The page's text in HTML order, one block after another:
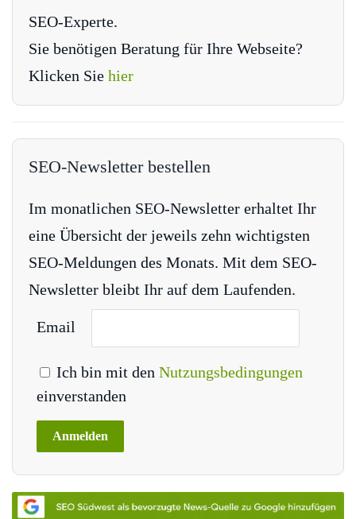
SEO-Experte.
Sie benötigen Beratung für Ihre Webseite?
Klicken Sie hier
SEO-Newsletter bestellen
Im monatlichen SEO-Newsletter erhaltet Ihr
eine Übersicht der jeweils zehn wichtigsten
SEO-Meldungen des Monats. Mit dem SEO-
Newsletter bleibt Ihr auf dem Laufenden.
Email
Ich bin mit den Nutzungsbedingungen
einverstanden